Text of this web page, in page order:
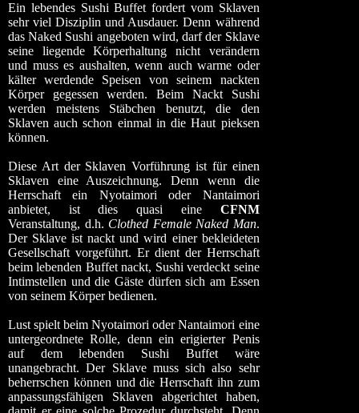
Ein lebendes Sushi Buffet fordert vom Sklaven
sehr viel Disziplin und Ausdauer. Denn während
das Naked Sushi angeboten wird, darf der Sklave
seine liegende Körperhaltung nicht verändern
und muss es aushalten, wenn auch warme oder
kälter werdende Speisen von seinem nackten
Körper gegessen werden. Beim Nackt Sushi
werden meistens Stäbchen benutzt, die den
Sklaven auch schon einmal in die Haut pieksen
können.
Diese Art der Sklaven Vorführung ist für einen
Sklaven eine Auszeichnung. Denn wenn die
Herrschaft ein Nyotaimori oder Nantaimori
anbietet, ist dies quasi eine CFNM
Veranstaltung, d.h. Clothed Female Naked Man.
Der Sklave ist nackt und wird einer bekleideten
Gesellschaft vorgeführt. Er dient der Herrschaft
beim lebenden Buffet nackt, Sushi verdeckt seine
Intimstellen und die Gäste dürfen sich am Essen
von seinem Körper bedienen.
Lust spielt beim Nyotaimori oder Nantaimori eine
untergeordnete Rolle, denn ein erigierter Penis
auf dem lebenden Sushi Buffet wäre
unangebracht. Der Sklave muss sich also sehr
beherrschen können und die Herrschaft ihn zum
anpassungsfähigen Sklaven abgerichtet haben,